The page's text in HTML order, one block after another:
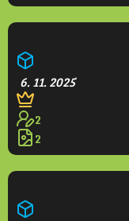
6. 11. 2025
2
2